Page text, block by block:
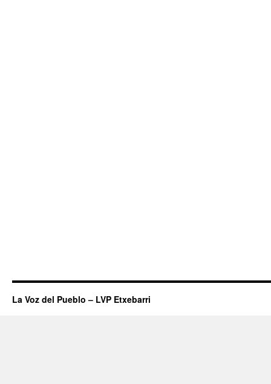
La Voz del Pueblo – LVP Etxebarri